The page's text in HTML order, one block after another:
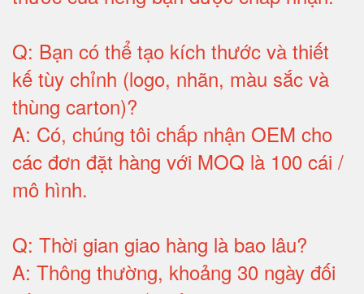
Q: Bạn có thể tạo kích thước và thiết
kế tùy chỉnh (logo, nhãn, màu sắc và
thùng carton)?
A: Có, chúng tôi chấp nhận OEM cho
các đơn đặt hàng với MOQ là 100 cái /
mô hình.
Q: Thời gian giao hàng là bao lâu?
A: Thông thường, khoảng 30 ngày đối